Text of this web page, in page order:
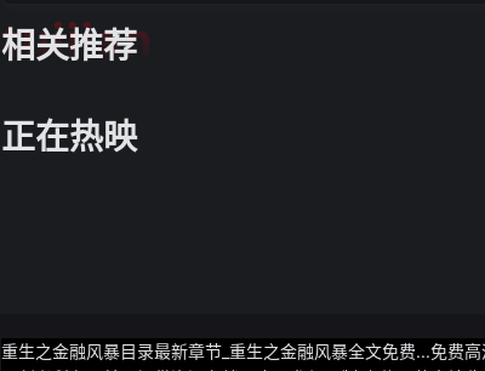
相关推荐
tuijian
正在热映
重生之金融风暴目录最新章节_重生之金融风暴全文免费...免费